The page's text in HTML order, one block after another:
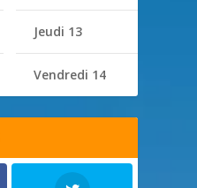
Jeudi 13
Vendredi 14